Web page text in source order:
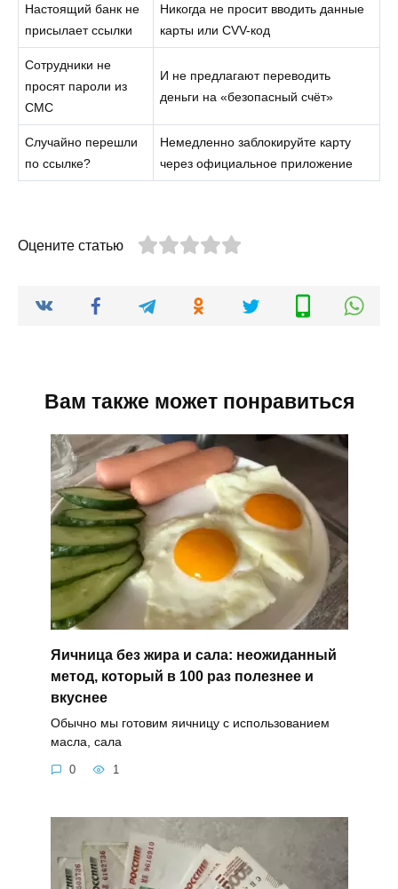
Настоящий банк не
присылает ссылки
Никогда не просит вводить данные
карты или CVV-код
Сотрудники не
просят пароли из
СМС
И не предлагают переводить
деньги на «безопасный счёт»
Случайно перешли
по ссылке?
Немедленно заблокируйте карту
через официальное приложение
Оцените статью
Вам также может понравиться
Яичница без жира и сала: неожиданный
метод, который в 100 раз полезнее и
вкуснее
Обычно мы готовим яичницу с использованием
масла, сала
0 1